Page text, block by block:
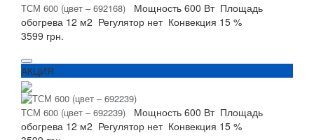
ТСМ 600 (цвет – 692168) Мощность 600 Вт Площадь
обогрева 12 м2 Регулятор нет Конвекция 15 %
3599 грн.
АКЦИЯ
ТСМ 600 (цвет – 692239) Мощность 600 Вт Площадь
обогрева 12 м2 Регулятор нет Конвекция 15 %